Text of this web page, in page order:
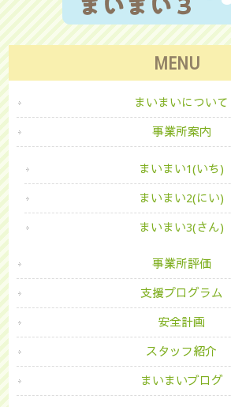
MENU
まいまいについて
事業所案内
まいまい1(いち)
まいまい2(にい)
まいまい3(さん)
事業所評価
支援プログラム
安全計画
スタッフ紹介
まいまいブログ